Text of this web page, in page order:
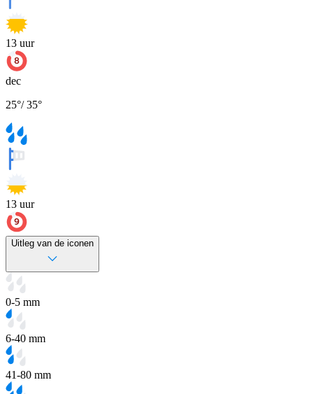
13 uur
dec
25°/35°
13 uur
Uitleg van de iconen
0-5 mm
6-40 mm
41-80 mm